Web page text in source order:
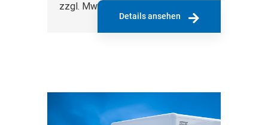
zzgl. MwSt.
Details ansehen